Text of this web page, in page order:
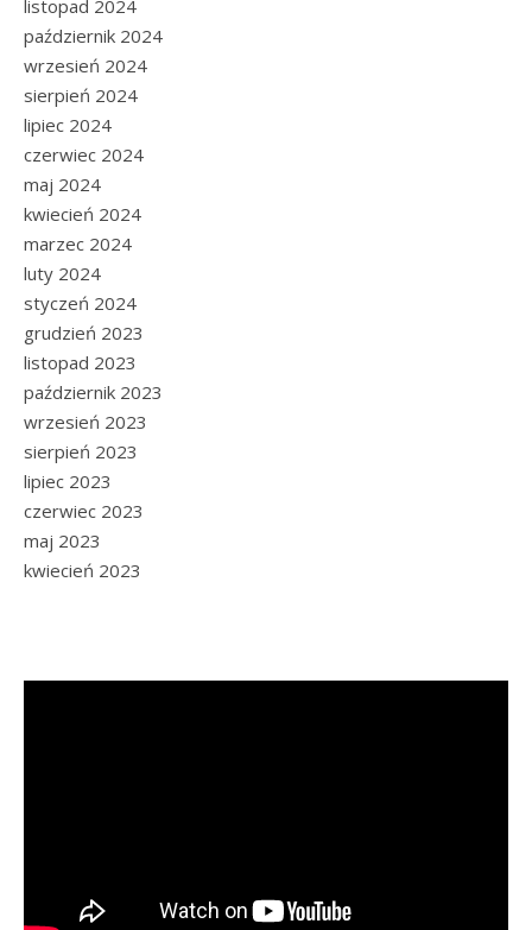
listopad 2024
październik 2024
wrzesień 2024
sierpień 2024
lipiec 2024
czerwiec 2024
maj 2024
kwiecień 2024
marzec 2024
luty 2024
styczeń 2024
grudzień 2023
listopad 2023
październik 2023
wrzesień 2023
sierpień 2023
lipiec 2023
czerwiec 2023
maj 2023
kwiecień 2023